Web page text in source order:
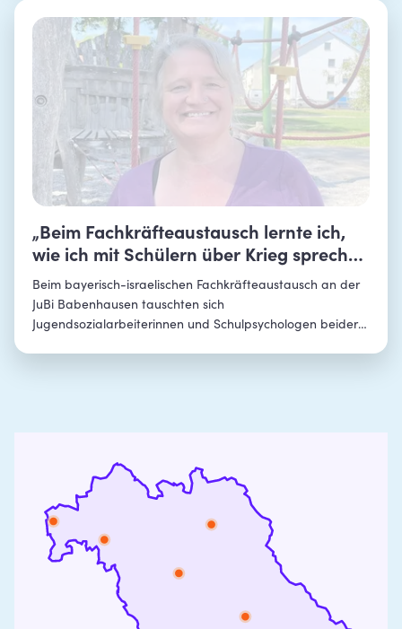
„Beim Fachkräfteaustausch lernte ich,
wie ich mit Schülern über Krieg sprechen
kann“
Beim bayerisch-israelischen Fachkräfteaustausch an der
JuBi Babenhausen tauschten sich
Jugendsozialarbeiterinnen und Schulpsychologen beider